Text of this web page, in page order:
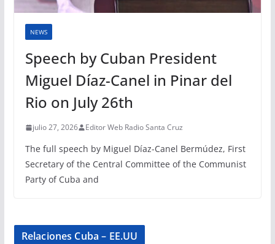
NEWS
Speech by Cuban President
Miguel Díaz-Canel in Pinar del
Rio on July 26th
julio 27, 2026 Editor Web Radio Santa Cruz
The full speech by Miguel Díaz-Canel Bermúdez, First
Secretary of the Central Committee of the Communist
Party of Cuba and
Relaciones Cuba – EE.UU